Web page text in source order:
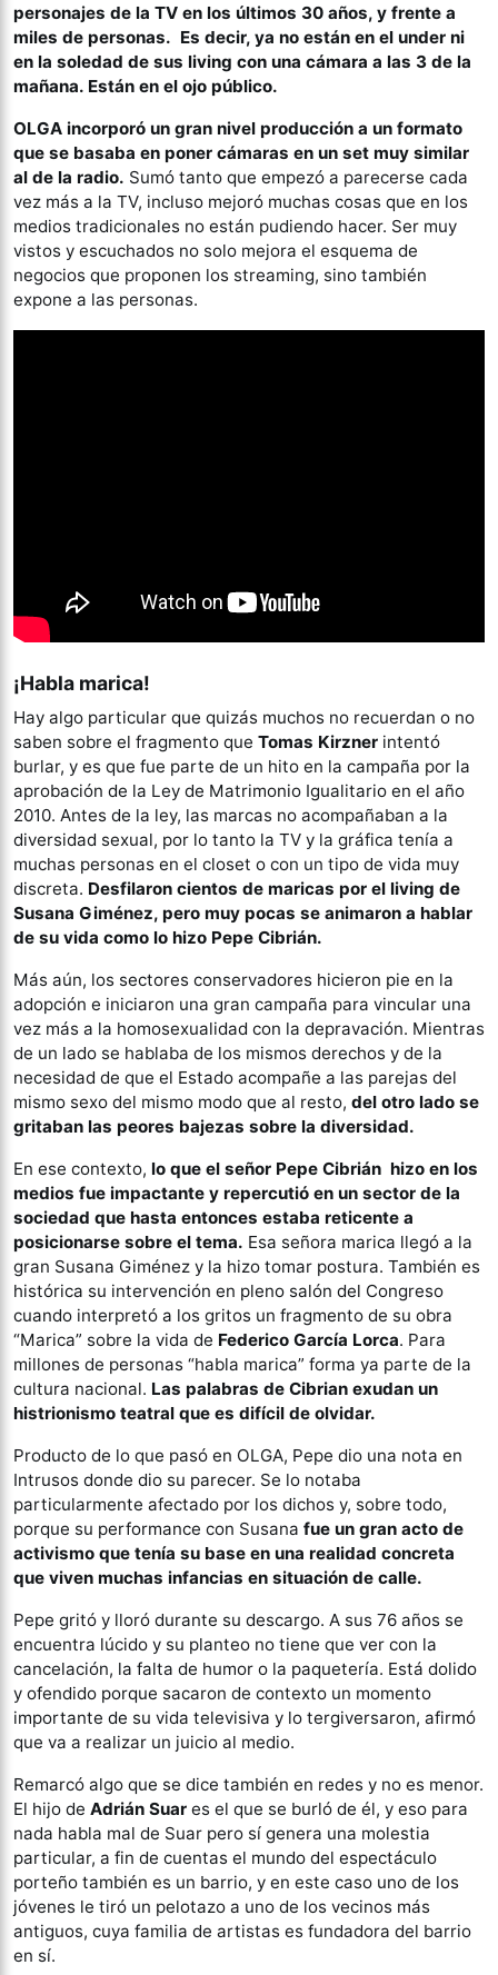
personajes de la TV en los últimos 30 años, y frente a
miles de personas. Es decir, ya no están en el under ni
en la soledad de sus living con una cámara a las 3 de la
mañana. Están en el ojo público.
OLGA incorporó un gran nivel producción a un formato
que se basaba en poner cámaras en un set muy similar
al de la radio. Sumó tanto que empezó a parecerse cada
vez más a la TV, incluso mejoró muchas cosas que en los
medios tradicionales no están pudiendo hacer. Ser muy
vistos y escuchados no solo mejora el esquema de
negocios que proponen los streaming, sino también
expone a las personas.
¡Habla marica!
Hay algo particular que quizás muchos no recuerdan o no
saben sobre el fragmento que Tomas Kirzner intentó
burlar, y es que fue parte de un hito en la campaña por la
aprobación de la Ley de Matrimonio Igualitario en el año
2010. Antes de la ley, las marcas no acompañaban a la
diversidad sexual, por lo tanto la TV y la gráfica tenía a
muchas personas en el closet o con un tipo de vida muy
discreta. Desfilaron cientos de maricas por el living de
Susana Giménez, pero muy pocas se animaron a hablar
de su vida como lo hizo Pepe Cibrián.
Más aún, los sectores conservadores hicieron pie en la
adopción e iniciaron una gran campaña para vincular una
vez más a la homosexualidad con la depravación. Mientras
de un lado se hablaba de los mismos derechos y de la
necesidad de que el Estado acompañe a las parejas del
mismo sexo del mismo modo que al resto, del otro lado se
gritaban las peores bajezas sobre la diversidad.
En ese contexto, lo que el señor Pepe Cibrián hizo en los
medios fue impactante y repercutió en un sector de la
sociedad que hasta entonces estaba reticente a
posicionarse sobre el tema. Esa señora marica llegó a la
gran Susana Giménez y la hizo tomar postura. También es
histórica su intervención en pleno salón del Congreso
cuando interpretó a los gritos un fragmento de su obra
“Marica” sobre la vida de Federico García Lorca. Para
millones de personas “habla marica” forma ya parte de la
cultura nacional. Las palabras de Cibrian exudan un
histrionismo teatral que es difícil de olvidar.
Producto de lo que pasó en OLGA, Pepe dio una nota en
Intrusos donde dio su parecer. Se lo notaba
particularmente afectado por los dichos y, sobre todo,
porque su performance con Susana fue un gran acto de
activismo que tenía su base en una realidad concreta
que viven muchas infancias en situación de calle.
Pepe gritó y lloró durante su descargo. A sus 76 años se
encuentra lúcido y su planteo no tiene que ver con la
cancelación, la falta de humor o la paquetería. Está dolido
y ofendido porque sacaron de contexto un momento
importante de su vida televisiva y lo tergiversaron, afirmó
que va a realizar un juicio al medio.
Remarcó algo que se dice también en redes y no es menor.
El hijo de Adrián Suar es el que se burló de él, y eso para
nada habla mal de Suar pero sí genera una molestia
particular, a fin de cuentas el mundo del espectáculo
porteño también es un barrio, y en este caso uno de los
jóvenes le tiró un pelotazo a uno de los vecinos más
antiguos, cuya familia de artistas es fundadora del barrio
en sí.